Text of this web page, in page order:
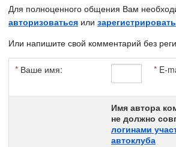
Для полноценного общения Вам
авторизоваться или
Или напишите свой комментарий без
* Ваше имя: * E-
Имя автора
не должно
логинами
автоклуба